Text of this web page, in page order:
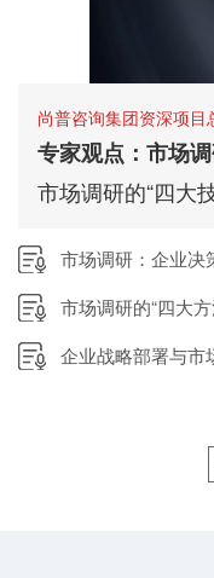
尚普咨询集团资深项目
专家观点：市场
市场调研的“四大
市场调研：企业决
市场调研的“四大
企业战略部署与市